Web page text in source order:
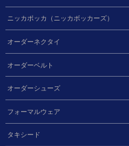
ニッカポッカ（ニッカボッカーズ）
オーダーネクタイ
オーダーベルト
オーダーシューズ
フォーマルウェア
タキシード